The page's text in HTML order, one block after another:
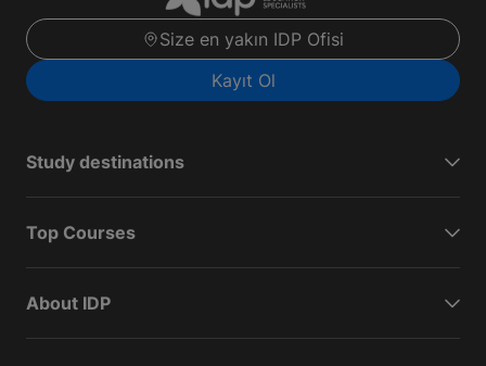
Size en yakın IDP Ofisi
Kayıt Ol
Study destinations
Top Courses
About IDP